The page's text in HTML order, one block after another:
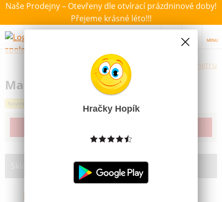
Naše Prodejny – Otevřeny dle otvírací prázdninové doby!
Přejeme krásné léto!!!
MENU
Výběr hraček dle zvoleného parametru
Maska duch Halloween
Novinka
Skladem na prodejně:
Brno Bystrc
Hračky Hopík